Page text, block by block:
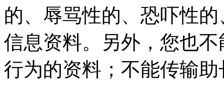
的、辱骂性的、恐吓性
信息资料。另外，您也
行为的资料；不能传输